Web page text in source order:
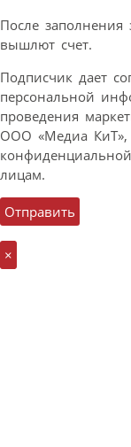
После
вышлют счет.
Подписчик дает
персональной
проведения
ООО «Медиа КиТ»,
лицам.
×